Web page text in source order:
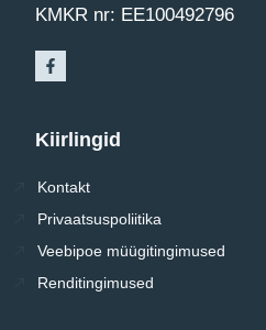
KMKR nr: EE100492796
Kiirlingid
Kontakt
Privaatsuspoliitika
Veebipoe müügitingimused
Renditingimused